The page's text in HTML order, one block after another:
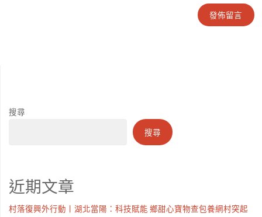
搜尋
搜尋
近期文章
村落復興外行動丨湖北當陽：科技賦能 鄉甜心寶物查包養網村突起